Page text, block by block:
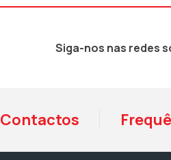
Siga-nos nas redes
Contactos